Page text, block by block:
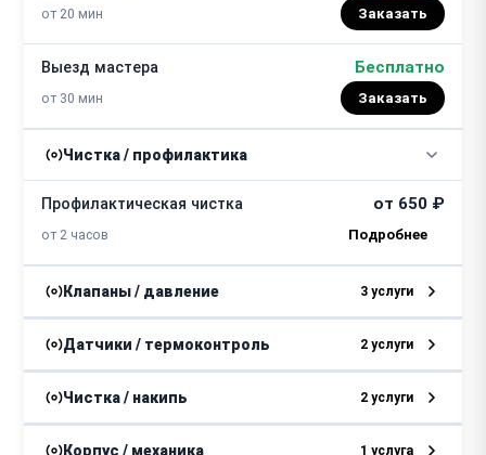
от 20 мин Заказать
Выезд мастера
от 30 мин
Бесплатно
Заказать
Чистка / профилактика
Профилактическая чистка
от 2 часов
от 650 ₽
Клапаны / давление 3 услуги
Восстановление электроклапана
от 1 часа
от 900 ₽
Замена клапана давления от 700 ₽
Датчики / термоконтроль 2 услуги
Ремонт / замена датчика
температуры
от 800 ₽
Чистка / накипь 2 услуги
Очистка подошвы утюга от 650 ₽
Корпус / механика 1 услуга